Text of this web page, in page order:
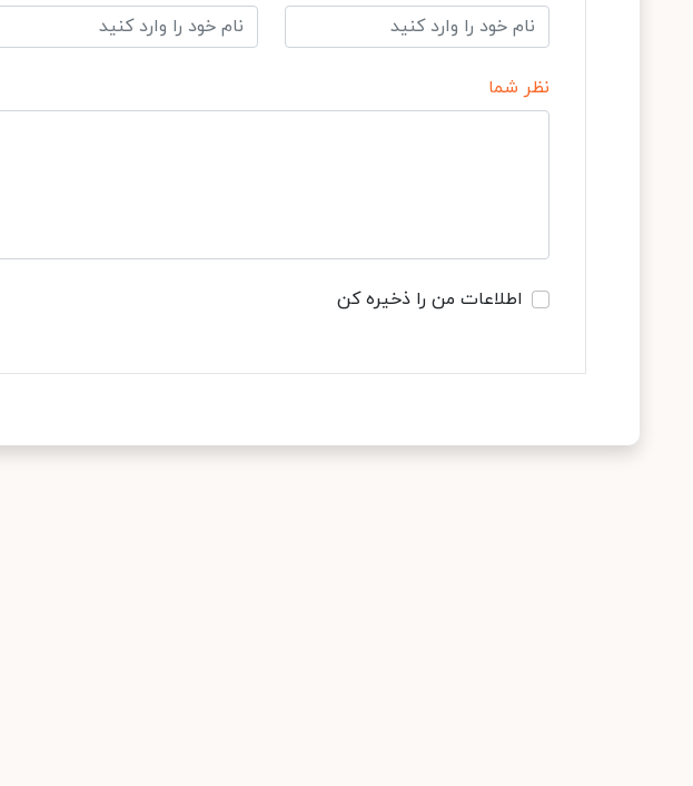
نظر شما
اطلاعات من را ذخیره کن